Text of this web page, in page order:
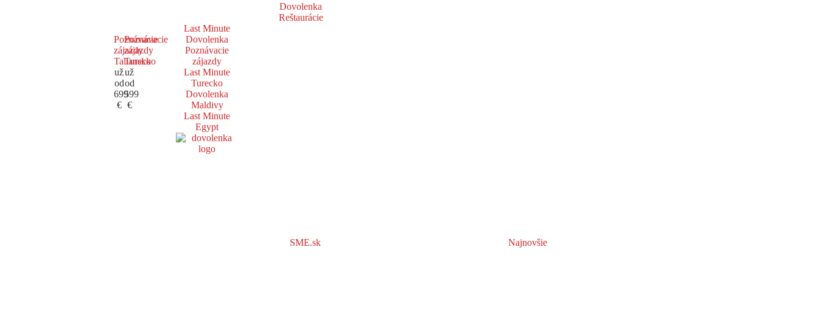
Dovolenka
Reštaurácie
Poznávacie
zájazdy
Taliansko
už
od
699
€
Poznávacie
zájazdy
Turecko
už
od
599
€
Last Minute
Dovolenka
Poznávacie
zájazdy
Last Minute
Turecko
Dovolenka
Maldivy
Last Minute
Egypt
SME.sk Najnovšie